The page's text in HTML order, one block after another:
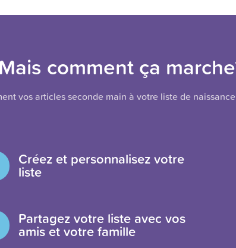
comment ça
vos articles seconde main à votre liste de
Créez et personnalisez votre
liste
Partagez votre liste avec vos
amis et votre famille